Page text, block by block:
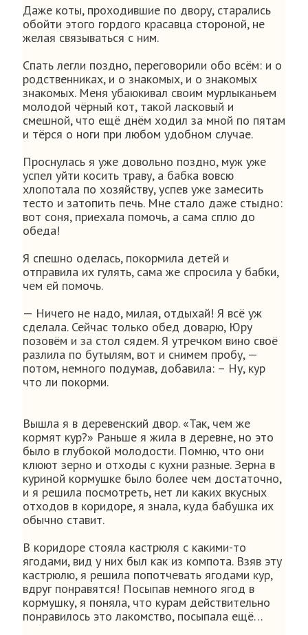
Даже коты, проходившие по двору, старались
обойти этого гордого красавца стороной, не
желая связываться с ним.
Спать легли поздно, переговорили обо всём: и о
родственниках, и о знакомых, и о знакомых
знакомых. Меня убаюкивал своим мурлыканьем
молодой чёрный кот, такой ласковый и
смешной, что ещё днём ходил за мной по пятам
и тёрся о ноги при любом удобном случае.
Проснулась я уже довольно поздно, муж уже
успел уйти косить траву, а бабка вовсю
хлопотала по хозяйству, успев уже замесить
тесто и затопить печь. Мне стало даже стыдно:
вот соня, приехала помочь, а сама сплю до
обеда!
Я спешно оделась, покормила детей и
отправила их гулять, сама же спросила у бабки,
чем ей помочь.
— Ничего не надо, милая, отдыхай! Я всё уж
сделала. Сейчас только обед доварю, Юру
позовём и за стол сядем. Я утречком вино своё
разлила по бутылям, вот и снимем пробу, —
потом, немного подумав, добавила: – Ну, кур
что ли покорми.
Вышла я в деревенский двор. «Так, чем же
кормят кур?» Раньше я жила в деревне, но это
было в глубокой молодости. Помню, что они
клюют зерно и отходы с кухни разные. Зерна в
куриной кормушке было более чем достаточно,
и я решила посмотреть, нет ли каких вкусных
отходов в коридоре, я знала, куда бабушка их
обычно ставит.
В коридоре стояла кастрюля с какими-то
ягодами, вид у них был как из компота. Взяв эту
кастрюлю, я решила попотчевать ягодами кур,
вдруг понравятся! Посыпав немного ягод в
кормушку, я поняла, что курам действительно
понравилось это лакомство, посыпала ещё…